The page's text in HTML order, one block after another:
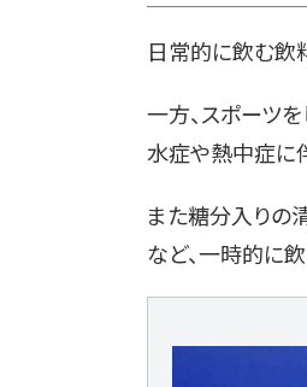
日常的に飲む飲
一方、スポーツ
水症や熱中症に
また糖分入りの
など、一時的に